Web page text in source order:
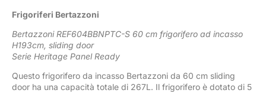
Frigoriferi Bertazzoni
Bertazzoni REF604BBNPTC-S 60 cm frigorifero ad incasso
H193cm, sliding door
Serie Heritage Panel Ready
Questo frigorifero da incasso Bertazzoni da 60 cm sliding
door ha una capacità totale di 267L. Il frigorifero è dotato di 5